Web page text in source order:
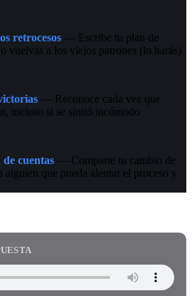
retrocesos — Escribe tu plan de
vuelvas a los viejos patrones (lo harás)
— Reconoce cada vez que
incluso si se sintió incómodo
cuentas — Comparte tu cambio de
alguien que pueda alentar el proceso y